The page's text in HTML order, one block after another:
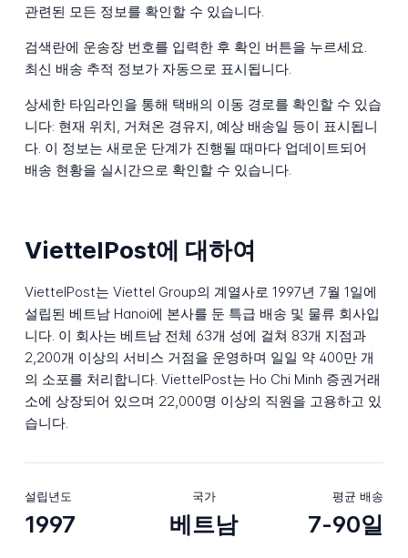
관련된 모든 정보를 확인할 수 있습니다.
검색란에 운송장 번호를 입력한 후 확인 버튼을 누르세요.
최신 배송 추적 정보가 자동으로 표시됩니다.
상세한 타임라인을 통해 택배의 이동 경로를 확인할 수 있습
니다: 현재 위치, 거쳐온 경유지, 예상 배송일 등이 표시됩니
다. 이 정보는 새로운 단계가 진행될 때마다 업데이트되어
배송 현황을 실시간으로 확인할 수 있습니다.
ViettelPost에 대하여
ViettelPost는 Viettel Group의 계열사로 1997년 7월 1일에
설립된 베트남 Hanoi에 본사를 둔 특급 배송 및 물류 회사입
니다. 이 회사는 베트남 전체 63개 성에 걸쳐 83개 지점과
2,200개 이상의 서비스 거점을 운영하며 일일 약 400만 개
의 소포를 처리합니다. ViettelPost는 Ho Chi Minh 증권거래
소에 상장되어 있으며 22,000명 이상의 직원을 고용하고 있
습니다.
설립년도
1997
국가
베트남
평균 배송
7-90일